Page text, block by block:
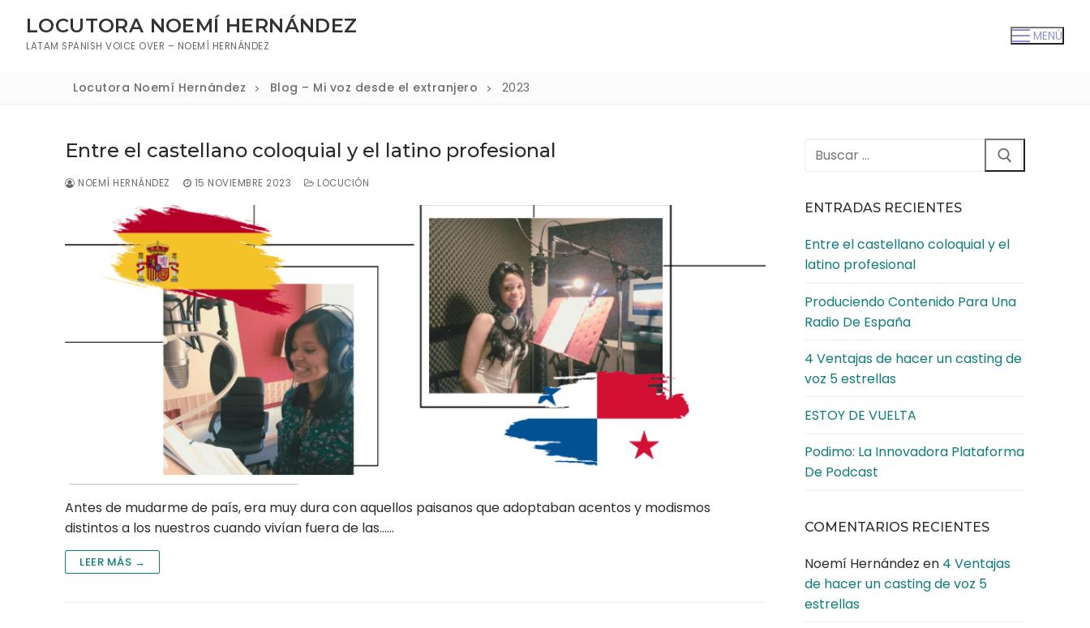
contenido
LOCUTORA NOEMÍ HERNÁNDEZ
LATAM SPANISH VOICE OVER – NOEMÍ HERNÁNDEZ
MENÚ
Locutora Noemí Hernández Blog – Mi voz desde el extranjero 2023
Entre el castellano coloquial y el latino profesional
NOEMÍ HERNÁNDEZ 15 NOVIEMBRE 2023 LOCUCIÓN
Antes de mudarme de país, era muy dura con aquellos paisanos que adoptaban acentos y modismos
distintos a los nuestros cuando vivían fuera de las……
LEER MÁS →
Buscar:
ENTRADAS RECIENTES
Entre el castellano coloquial y el
latino profesional
Produciendo Contenido Para Una
Radio De España
4 Ventajas de hacer un casting de
voz 5 estrellas
ESTOY DE VUELTA
Podimo: La Innovadora Plataforma
De Podcast
COMENTARIOS RECIENTES
Noemí Hernández en 4 Ventajas
de hacer un casting de voz 5
estrellas